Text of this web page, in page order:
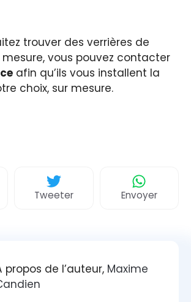
trouver des verrières de
vous pouvez contacter
afin qu’ils vous installent la
choix, sur mesure.
Tweeter Envoyer
propos de l’auteur, Maxime